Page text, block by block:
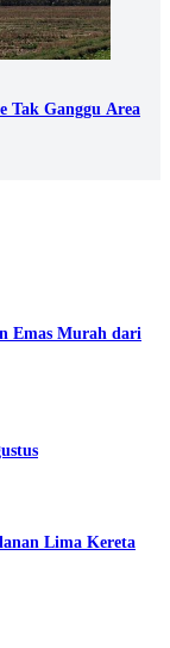
Tak Ganggu Area
Emas Murah dari
Lima Kereta